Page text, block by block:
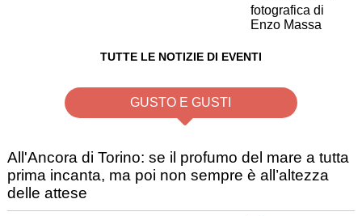
TUTTE LE NOTIZIE DI EVENTI
GUSTO E GUSTI
All'Ancora di Torino: se il profumo del mare a tutta
prima incanta, ma poi non sempre è all’altezza
delle attese